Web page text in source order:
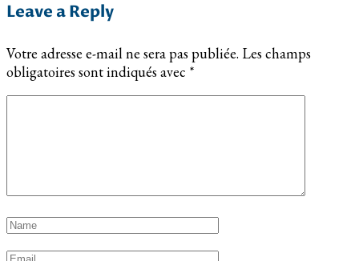
Leave a Reply
Votre adresse e-mail ne sera pas publiée. Les champs
obligatoires sont indiqués avec *